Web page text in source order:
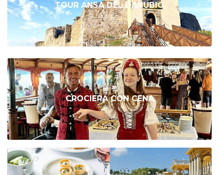
TOUR ANSA DEL DANUBIO
CROCIERA CON CENA